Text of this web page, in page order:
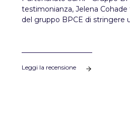
testimonianza, Jelena
del gruppo BPCE di stringere
Leggi la recensione